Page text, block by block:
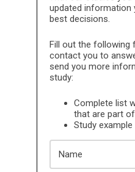
not use the
INFORMA's reports
Intelligence Tools is
CLIENT expressly
with this obligation
that INFORMA may
damages caused by
updated information
best decisions.
Fill out the following
contact you to
send you more
study:
Complete list
that are part
Study example
Name